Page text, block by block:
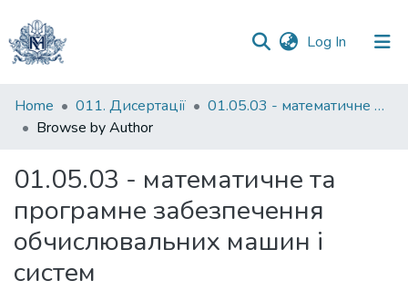
Log In (current)
Communities
&
All of DSpace
Home 011. Дисертації
01.05.03 - математичне та програмне забезпечення обчислювальних машин і систем
Browse by Author
01.05.03 - математичне та
програмне забезпечення
обчислювальних машин і
систем